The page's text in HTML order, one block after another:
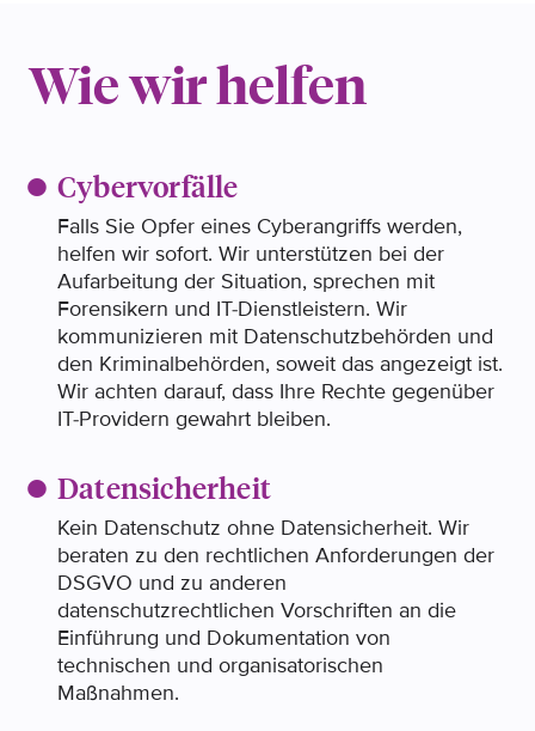
Wie wir helfen
Cybervorfälle
Falls Sie Opfer eines Cyberangriffs werden,
helfen wir sofort. Wir unterstützen bei der
Aufarbeitung der Situation, sprechen mit
Forensikern und IT-Dienstleistern. Wir
kommunizieren mit Datenschutzbehörden und
den Kriminalbehörden, soweit das angezeigt ist.
Wir achten darauf, dass Ihre Rechte gegenüber
IT-Providern gewahrt bleiben.
Datensicherheit
Kein Datenschutz ohne Datensicherheit. Wir
beraten zu den rechtlichen Anforderungen der
DSGVO und zu anderen
datenschutzrechtlichen Vorschriften an die
Einführung und Dokumentation von
technischen und organisatorischen
Maßnahmen.